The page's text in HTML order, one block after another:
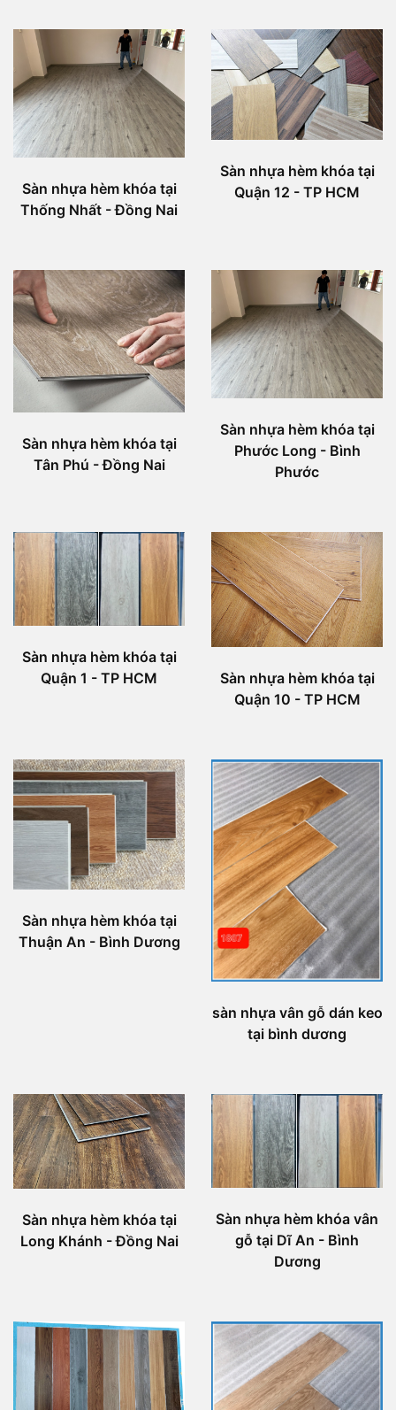
Sàn nhựa hèm khóa tại
Thống Nhất - Đồng Nai
Sàn nhựa hèm khóa tại
Quận 12 - TP HCM
Sàn nhựa hèm khóa tại
Tân Phú - Đồng Nai
Sàn nhựa hèm khóa tại
Phước Long - Bình
Phước
Sàn nhựa hèm khóa tại
Quận 1 - TP HCM
Sàn nhựa hèm khóa tại
Quận 10 - TP HCM
Sàn nhựa hèm khóa tại
Thuận An - Bình Dương
sàn nhựa vân gỗ dán keo
tại bình dương
Sàn nhựa hèm khóa tại
Long Khánh - Đồng Nai
Sàn nhựa hèm khóa vân
gỗ tại Dĩ An - Bình
Dương